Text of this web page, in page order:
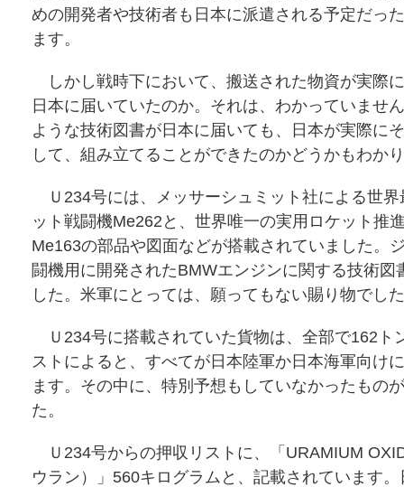
めの開発者や技術者も日本に派遣される予定だっ
ます。
しかし戦時下において、搬送された物資が実際
日本に届いていたのか。それは、わかっていませ
ような技術図書が日本に届いても、日本が実際に
して、組み立てることができたのかどうかもわか
Ｕ234号には、メッサーシュミット社による世界
ット戦闘機Me262と、世界唯一の実用ロケット推
Me163の部品や図面などが搭載されていました。
闘機用に開発されたBMWエンジンに関する技術図
した。米軍にとっては、願ってもない賜り物でし
Ｕ234号に搭載されていた貨物は、全部で162ト
ストによると、すべてが日本陸軍か日本海軍向け
ます。その中に、特別予想もしていなかったもの
た。
Ｕ234号からの押収リストに、「URAMIUM
ウラン）」560キログラムと、記載されています